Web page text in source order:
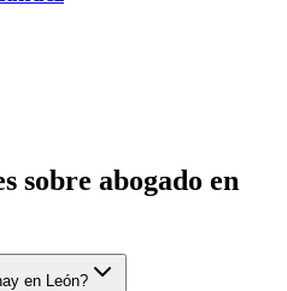
sobre abogado en
en León?